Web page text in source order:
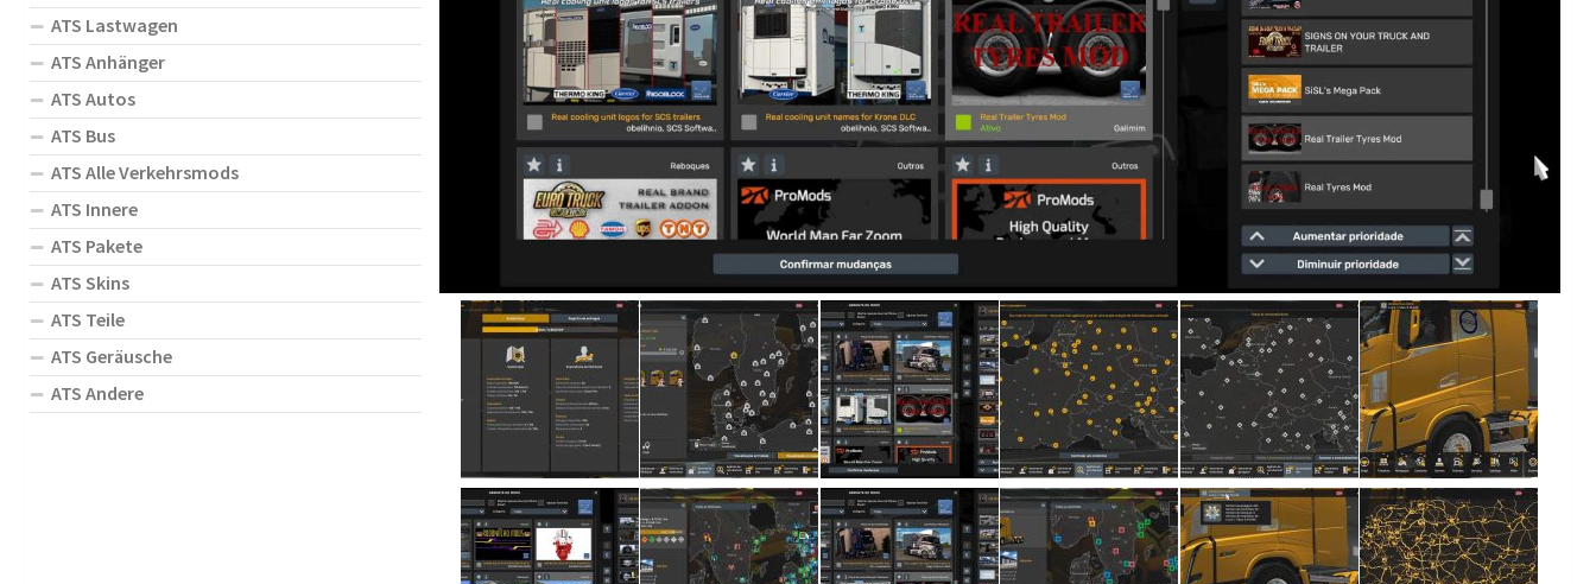
ATS Lastwagen
ATS Anhänger
ATS Autos
ATS Bus
ATS Alle Verkehrsmods
ATS Innere
ATS Pakete
ATS Skins
ATS Teile
ATS Geräusche
ATS Andere